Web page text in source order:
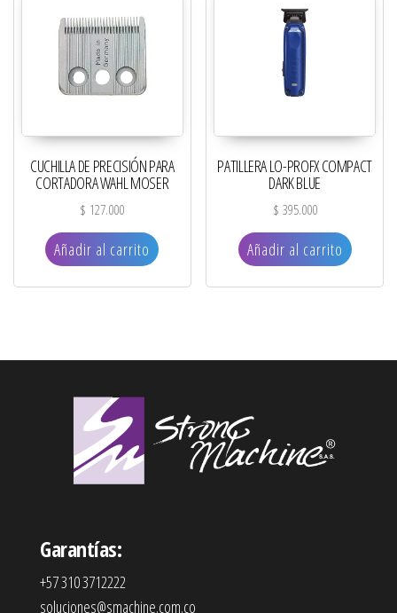
CUCHILLA DE PRECISIÓN PARA
CORTADORA WAHL MOSER
$ 127.000
Añadir al carrito
PATILLERA LO-PROFX COMPACT
DARK BLUE
$ 395.000
Añadir al carrito
Garantías:
+57 310 3712222
soluciones@smachine.com.co